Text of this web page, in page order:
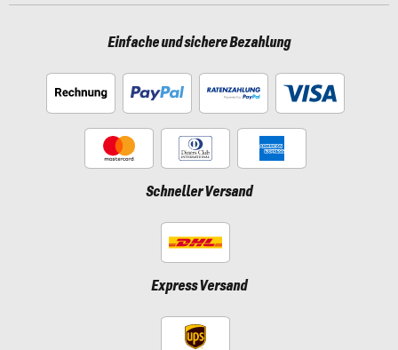
Einfache und sichere Bezahlung
Schneller Versand
Express Versand